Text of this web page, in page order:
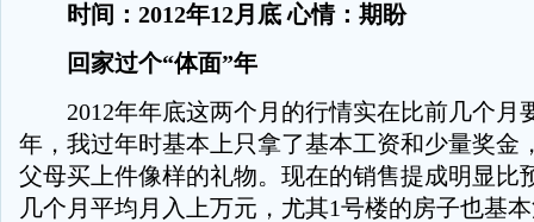
时间：2012年12月底 心情：期盼
回家过个“体面”年
2012年年底这两个月的行情实在比前几个月
年，我过年时基本上只拿了基本工资和少量奖金
父母买上件像样的礼物。现在的销售提成明显比
几个月平均月入上万元，尤其1号楼的房子也基